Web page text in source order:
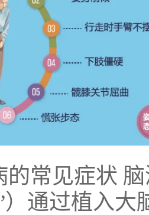
的常见症状
）通过植入